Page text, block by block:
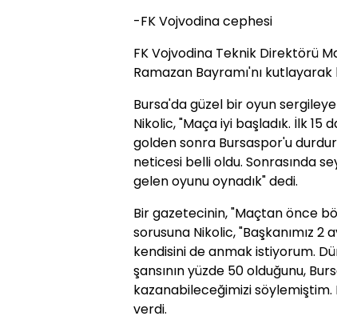
-FK Vojvodina cephesi
FK Vojvodina Teknik Direktörü
Ramazan Bayramı'nı kutlayarak
Bursa'da güzel bir oyun
Nikolic, "Maça iyi başladık. İlk
golden sonra Bursaspor'u
neticesi belli oldu. Sonrasında
gelen oyunu oynadık" dedi.
Bir gazetecinin, "Maçtan önce
sorusuna Nikolic, "Başkanımız
kendisini de anmak istiyorum.
şansının yüzde 50 olduğunu,
kazanabileceğimizi söylemiştim.
verdi.